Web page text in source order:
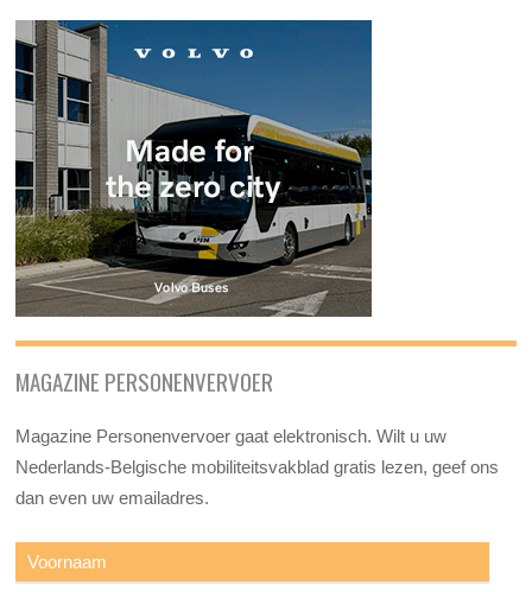
MAGAZINE PERSONENVERVOER
Magazine Personenvervoer gaat elektronisch. Wilt u uw
Nederlands-Belgische mobiliteitsvakblad gratis lezen, geef ons
dan even uw emailadres.